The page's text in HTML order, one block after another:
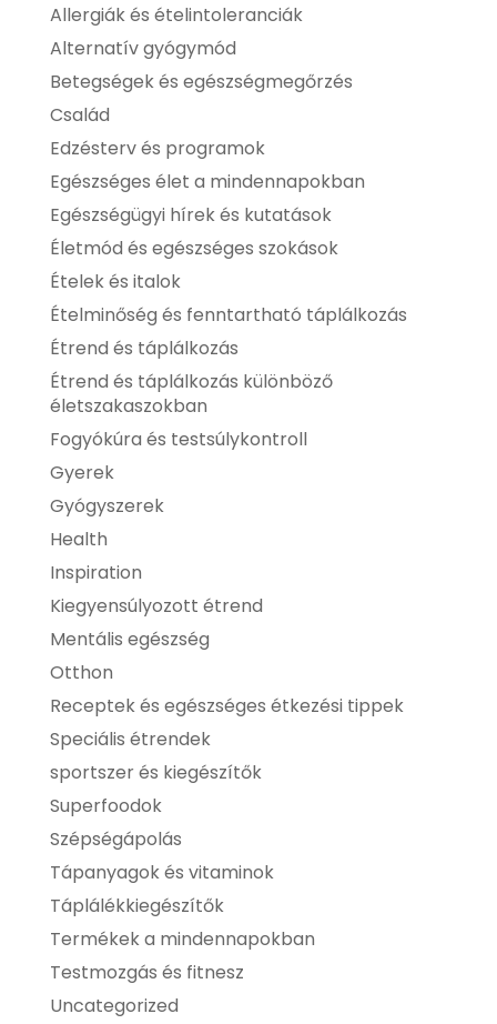
Allergiák és ételintoleranciák
Alternatív gyógymód
Betegségek és egészségmegőrzés
Család
Edzésterv és programok
Egészséges élet a mindennapokban
Egészségügyi hírek és kutatások
Életmód és egészséges szokások
Ételek és italok
Ételminőség és fenntartható táplálkozás
Étrend és táplálkozás
Étrend és táplálkozás különböző
életszakaszokban
Fogyókúra és testsúlykontroll
Gyerek
Gyógyszerek
Health
Inspiration
Kiegyensúlyozott étrend
Mentális egészség
Otthon
Receptek és egészséges étkezési tippek
Speciális étrendek
sportszer és kiegészítők
Superfoodok
Szépségápolás
Tápanyagok és vitaminok
Táplálékkiegészítők
Termékek a mindennapokban
Testmozgás és fitnesz
Uncategorized